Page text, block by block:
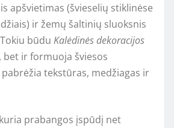
apšvietimas (švieselių stiklinėse
ir žemų šaltinių sluoksnis
būdu Kalėdinės dekoracijos
bet ir formuoja šviesos
tekstūras, medžiagas ir
prabangos įspūdį net